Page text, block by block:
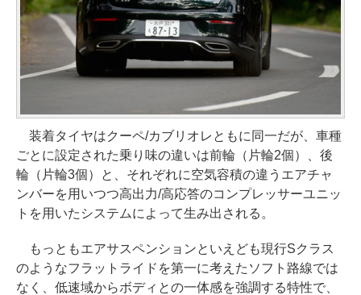
装着タイヤはクーペ/カブリオレともに同一だが、車種
ごとに設定された乗り味の違いは前輪（片輪2個）、後
輪（片輪3個）と、それぞれに空気容積の違うエアチャ
ンバーを用いつつ高出力/高応答のコンプレッサーユニッ
トを用いたシステムによって生み出される。
もっともエアサスペンションといえども現行Sクラス
のようなフラットライドを第一に考えたソフト路線では
なく、低速域からボディとの一体感を強調する特性で、